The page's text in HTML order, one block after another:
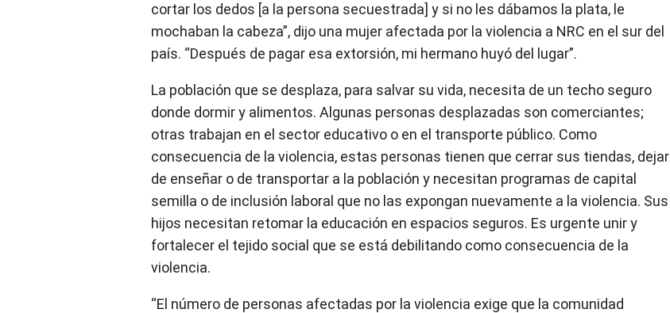
cortar los dedos [a la persona secuestrada] y si no les dábamos la plata, le
mochaban la cabeza”, dijo una mujer afectada por la violencia a NRC en el sur del
país. “Después de pagar esa extorsión, mi hermano huyó del lugar”.
La población que se desplaza, para salvar su vida, necesita de un techo seguro
donde dormir y alimentos. Algunas personas desplazadas son comerciantes;
otras trabajan en el sector educativo o en el transporte público. Como
consecuencia de la violencia, estas personas tienen que cerrar sus tiendas, dejar
de enseñar o de transportar a la población y necesitan programas de capital
semilla o de inclusión laboral que no las expongan nuevamente a la violencia. Sus
hijos necesitan retomar la educación en espacios seguros. Es urgente unir y
fortalecer el tejido social que se está debilitando como consecuencia de la
violencia.
“El número de personas afectadas por la violencia exige que la comunidad